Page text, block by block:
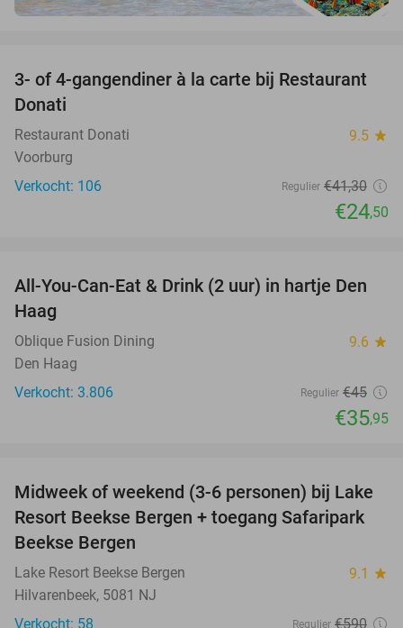
41%
3- of 4-gangendiner à la carte bij Restaurant
Donati
Restaurant Donati 9.5 star
Voorburg
Verkocht: 106
Regulier €41,30
€24,50
20%
All-You-Can-Eat & Drink (2 uur) in hartje Den
Haag
Oblique Fusion Dining 9.6 star
Den Haag
Verkocht: 3.806
Regulier €45
€35,95
53%
Midweek of weekend (3-6 personen) bij Lake
Resort Beekse Bergen + toegang Safaripark
Beekse Bergen
Lake Resort Beekse Bergen 9.1 star
Hilvarenbeek, 5081 NJ
Verkocht: 58
Regulier €590